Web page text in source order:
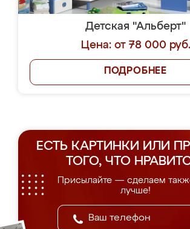
Детская "Альберт"
Цена: от 78 000 руб.
ПОДРОБНЕЕ
ЕСТЬ КАРТИНКИ ИЛИ
ТОГО, ЧТО
Присылайте — сделаем
лучше!